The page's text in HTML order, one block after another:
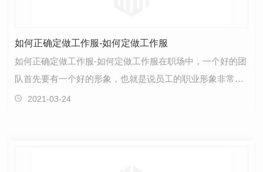
如何正确定做工作服-如何定做工作服
如何正确定做工作服-如何定做工作服在职场中，一个好的团
队首先要有一个好的形象，也就是说员工的职业形象非常重
要，他标志着一个团队的职业价值观，还展示出了企…
2021-03-24